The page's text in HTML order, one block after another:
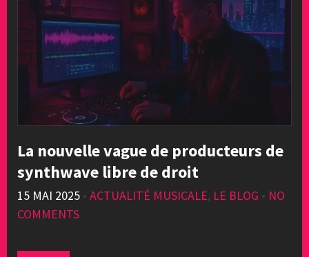
La nouvelle vague de producteurs de
synthwave libre de droit
15 MAI 2025 • ACTUALITÉ MUSICALE, LE BLOG • NO
COMMENTS